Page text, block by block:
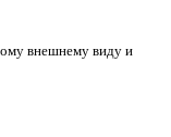
внешнему виду и